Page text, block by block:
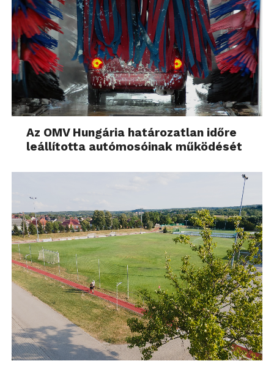
Az OMV Hungária határozatlan időre
leállította autómosóinak működését